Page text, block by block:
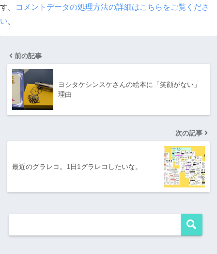
す。
コメントデータの処理方法の詳細はこちらをご覧くださ
い。
前の記事
ヨシタケシンスケさんの絵本に「笑顔がない」
理由
次の記事
最近のグラレコ。1日1グラレコしたいな。